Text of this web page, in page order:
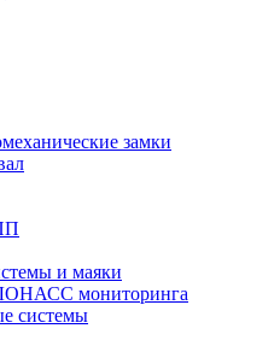
замки
и маяки
мониторинга
системы